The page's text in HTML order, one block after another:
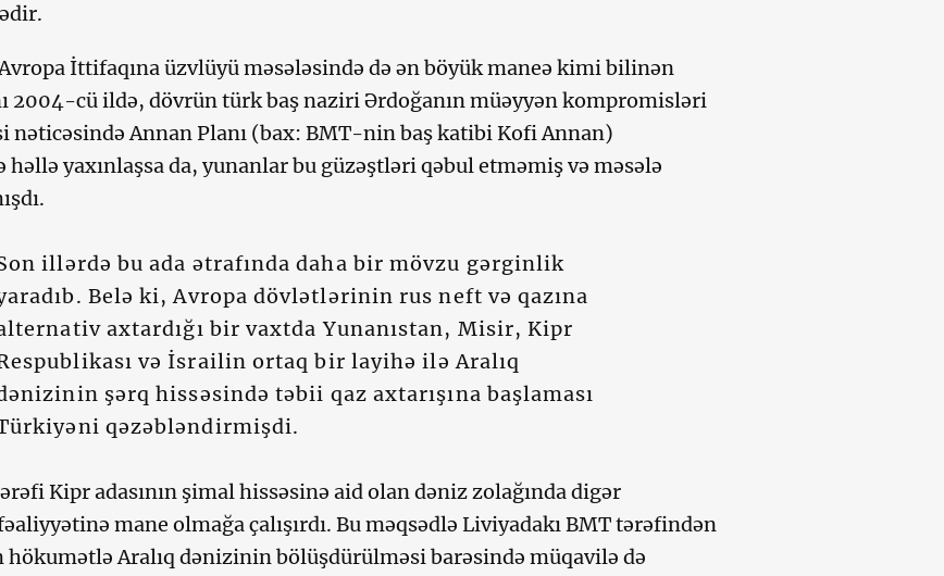
İttifaqına üzvlüyü məsələsində də ən böyük maneə kimi bilinən
2004-cü ildə, dövrün türk baş naziri Ərdoğanın müəyyən kompromisləri
nəticəsində Annan Planı (bax: BMT-nin baş katibi Kofi Annan)
həllə yaxınlaşsa da, yunanlar bu güzəştləri qəbul etməmiş və məsələ
illərdə bu ada ətrafında daha bir mövzu gərginlik
Belə ki, Avropa dövlətlərinin rus neft və qazına
axtardığı bir vaxtda Yunanıstan, Misir, Kipr
və İsrailin ortaq bir layihə ilə Aralıq
şərq hissəsində təbii qaz axtarışına başlaması
qəzəbləndirmişdi.
Kipr adasının şimal hissəsinə aid olan dəniz zolağında digər
mane olmağa çalışırdı. Bu məqsədlə Liviyadakı BMT tərəfindən
hökumətlə Aralıq dənizinin bölüşdürülməsi barəsində müqavilə də